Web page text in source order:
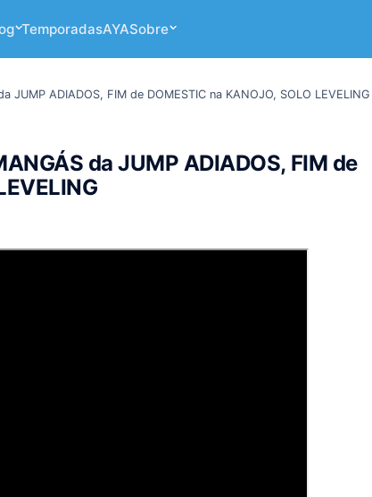
TemporadasAYASobre
JUMP ADIADOS, FIM de DOMESTIC na KANOJO, SOLO LEVELING
da JUMP ADIADOS, FIM de